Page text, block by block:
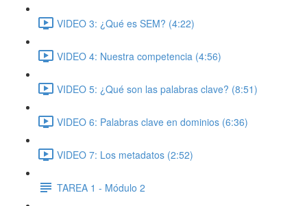
VIDEO 3: ¿Qué es SEM? (4:22)
VIDEO 4: Nuestra competencia (4:56)
VIDEO 5: ¿Qué son las palabras clave? (8:51)
VIDEO 6: Palabras clave en dominios (6:36)
VIDEO 7: Los metadatos (2:52)
TAREA 1 - Módulo 2